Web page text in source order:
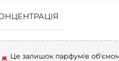
Це залишок парфумів